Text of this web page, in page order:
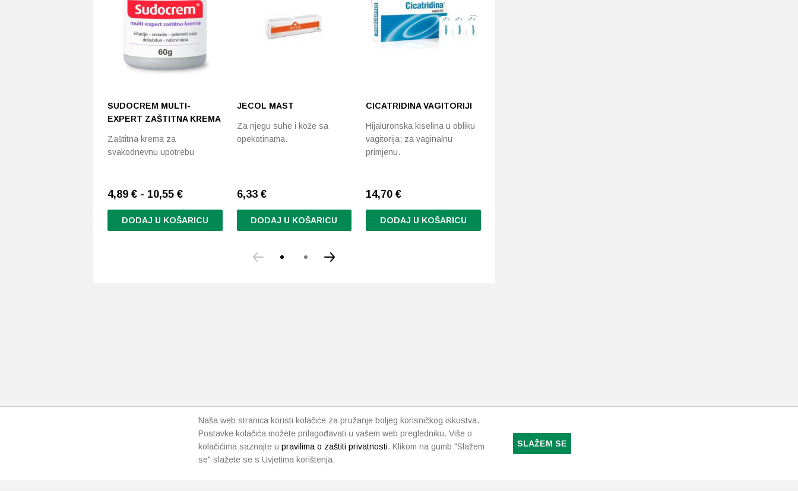
SUDOCREM MULTI-
EXPERT ZAŠTITNA KREMA
Zaštitna krema za
svakodnevnu upotrebu
4,89 € - 10,55 €
DODAJ U KOŠARICU
JECOL MAST
Za njegu suhe i kože sa
opekotinama.
6,33 €
DODAJ U KOŠARICU
CICATRIDINA VAGITORIJI
Hijaluronska kiselina u obliku
vagitorija; za vaginalnu
primjenu.
14,70€
DODAJ U KOŠARICU
Naša web stranica koristi kolačiće za pružanje boljeg korisničkog iskustva.
Postavke kolačića možete prilagođavati u vašem web pregledniku. Više o
kolačićima saznajte u pravilima o zaštiti privatnosti. Klikom na gumb "Slažem
se" slažete se s Uvjetima korištenja.
SLAŽEM SE